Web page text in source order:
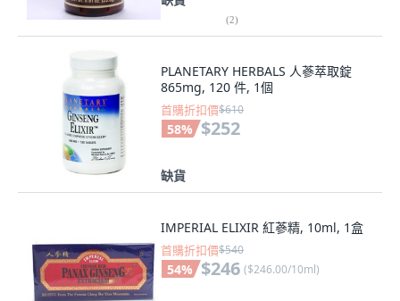
(2)
PLANETARY HERBALS 人蔘萃取錠
865mg, 120 件, 1個
首購折扣價$610
58% $252
缺貨
IMPERIAL ELIXIR 紅蔘精, 10ml, 1盒
首購折扣價$540
54% $246 ($246.00/10ml)